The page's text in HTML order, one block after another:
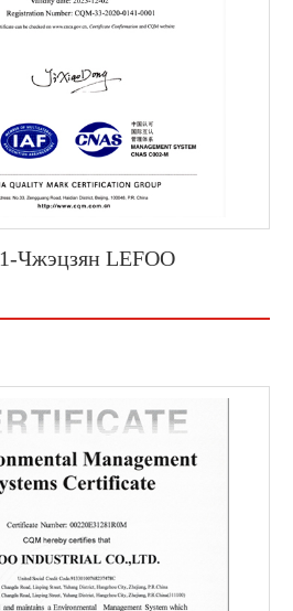
Чжэцзян LEFOO